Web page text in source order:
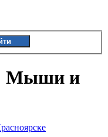
Мыши и